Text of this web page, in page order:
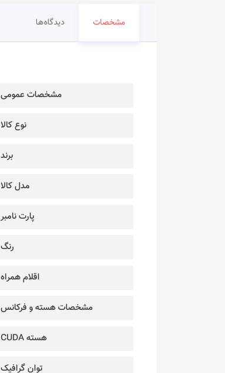
مشخصات دیدگاه‌ها
مشخصات عمومی
نوع کالا
برند
مدل کالا
پارت نامبر
رنگ
اقلام همراه
مشخصات هسته و فرکانس
هسته CUDA
توان گرافیک